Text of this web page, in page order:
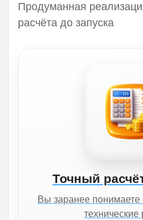
Продуманная
расчёта до запуска
Точный
Вы заранее